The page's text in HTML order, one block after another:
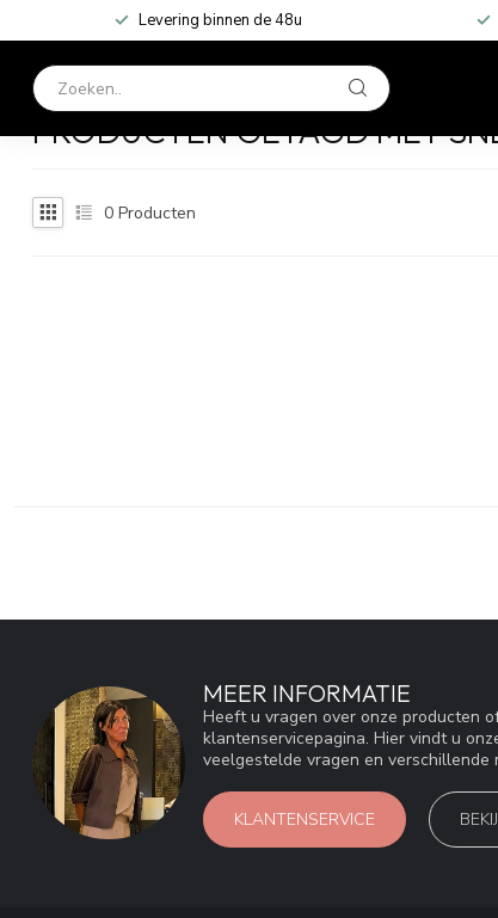
Levering binnen de 48u
Home / Tags
PRODUCTEN GETAGD MET
0 Producten
MEER INFORMATIE
Heeft u vragen over onze producten
klantenservicepagina. Hier vindt u
veelgestelde vragen en verschillende
KLANTENSERVICE